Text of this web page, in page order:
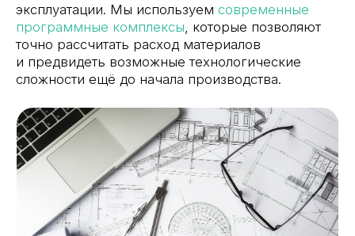
кромок с торцами деталей.
Присадка